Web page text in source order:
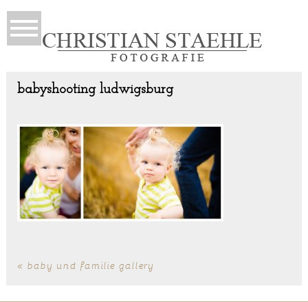
babyshooting ludwigsburg
« baby und familie gallery